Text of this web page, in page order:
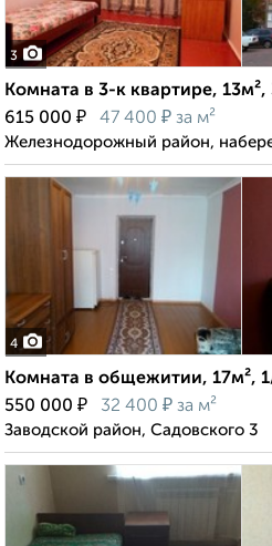
3
Комната в 3-к квартире,
615 000 ₽ 47 400 ₽ за м²
Железнодорожный район,
4
Комната в общежитии, 17м²,
550 000 ₽ 32 400 ₽ за м²
Заводской район, Садовского 3